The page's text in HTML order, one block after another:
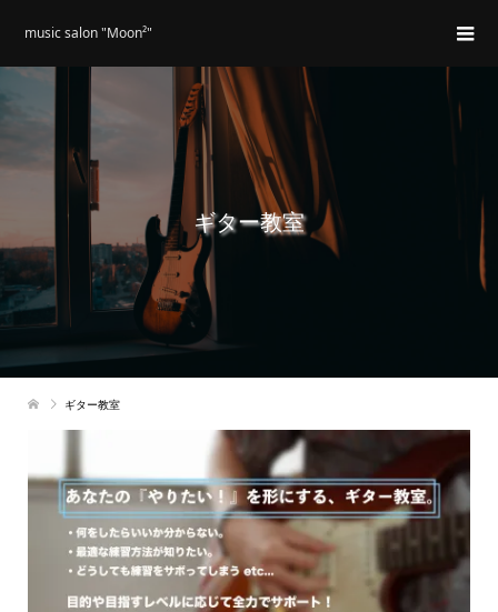
music salon "Moon²"
ギター教室
ギター教室